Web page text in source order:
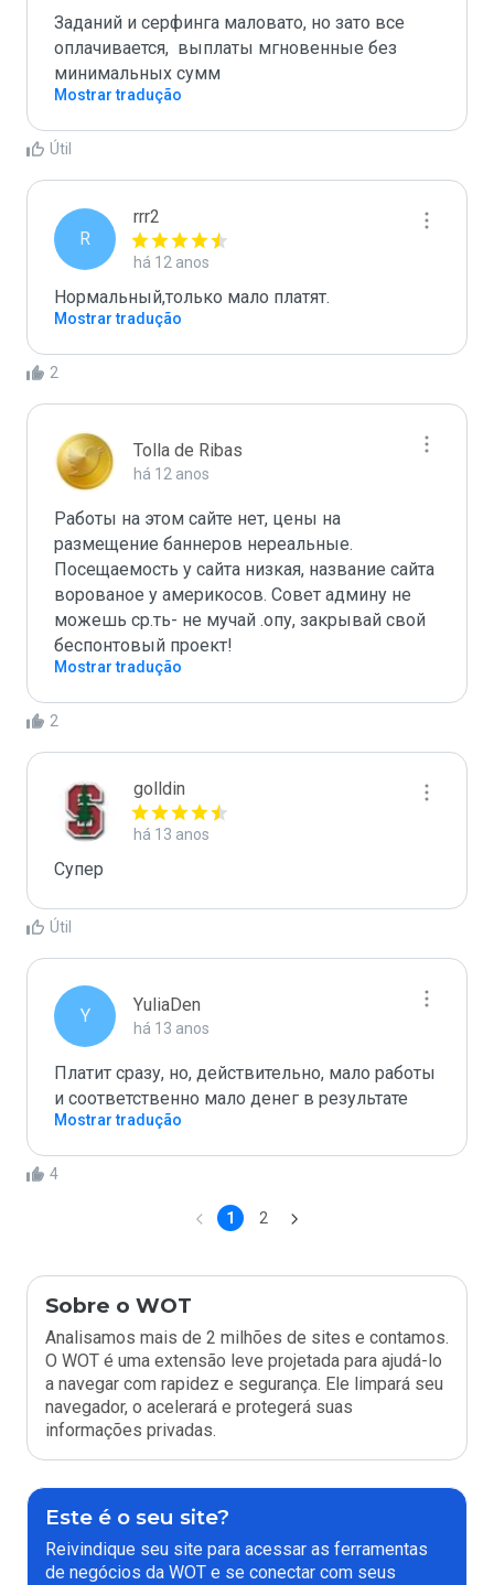
Заданий и серфинга маловато, но зато все
оплачивается,  выплаты мгновенные без
минимальных сумм
Mostrar tradução
Útil
R
rrr2
há 12 anos
Нормальный,только мало платят.
Mostrar tradução
2
Tolla de Ribas
há 12 anos
Работы на этом сайте нет, цены на
размещение баннеров нереальные.
Посещаемость у сайта низкая, название сайта
ворованое у америкосов. Совет админу не
можешь ср.ть- не мучай .опу, закрывай свой
беспонтовый проект!
Mostrar tradução
2
golldin
há 13 anos
Супер
Útil
Y
YuliaDen
há 13 anos
Платит сразу, но, действительно, мало работы
и соответственно мало денег в результате
Mostrar tradução
4
1 2
Sobre o WOT
Analisamos mais de 2 milhões de sites e contamos.
O WOT é uma extensão leve projetada para ajudá-lo
a navegar com rapidez e segurança. Ele limpará seu
navegador, o acelerará e protegerá suas
informações privadas.
Este é o seu site?
Reivindique seu site para acessar as ferramentas
de negócios da WOT e se conectar com seus